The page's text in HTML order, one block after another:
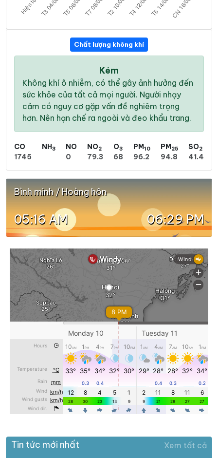
Chất lượng không khí
Kém
Không khí ô nhiễm, có thể gây ảnh hưởng đến
sức khỏe của tất cả mọi người. Người nhạy
cảm có nguy cơ gặp vấn đề nghiêm trọng
hơn. Nên hạn chế ra ngoài và đeo khẩu trang.
CO
1745
NH3
NO
0
NO2
79.3
O3
68
PM10
96.2
PM25
94.8
SO2
41.4
Bình minh / Hoàng hôn
05:16 AM 06:29 PM
Tin tức mới nhất Xem tất cả